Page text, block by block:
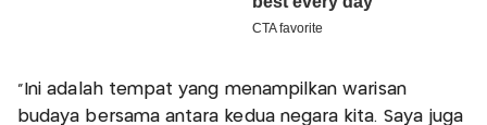
"Ini adalah tempat yang menampilkan warisan
budaya bersama antara kedua negara kita. Saya juga